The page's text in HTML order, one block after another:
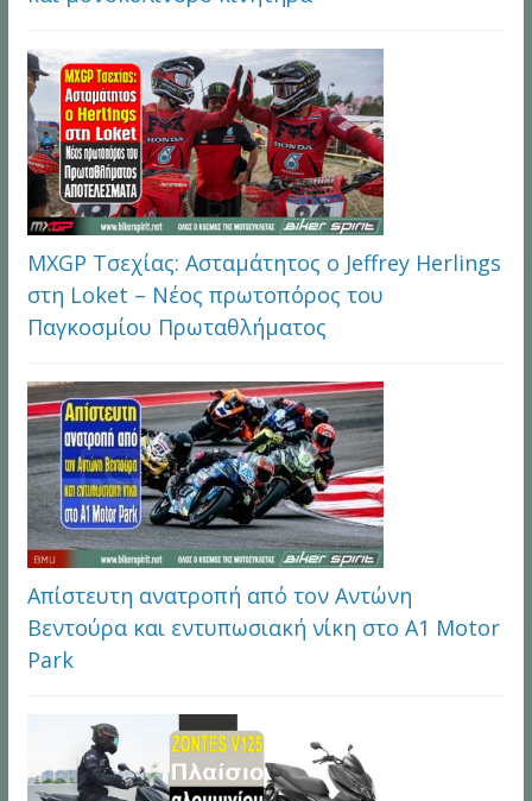
MXGP Τσεχίας: Ασταμάτητος ο Jeffrey Herlings
στη Loket – Νέος πρωτοπόρος του
Παγκοσμίου Πρωταθλήματος
Απίστευτη ανατροπή από τον Αντώνη
Βεντούρα και εντυπωσιακή νίκη στο A1 Motor
Park